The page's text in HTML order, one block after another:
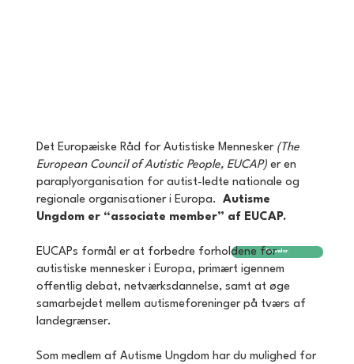
Formular
Det Europæiske Råd for Autistiske Mennesker (The
European Council of Autistic People, EUCAP) er en
paraplyorganisation for autist-ledte nationale og
regionale organisationer i Europa.Autisme
Ungdom er “associate member” af EUCAP.
EUCAPs formål er at forbedre forholdene for
autistiske mennesker i Europa, primært igennem
offentlig debat, netværksdannelse, samt at øge
samarbejdet mellem autismeforeninger på tværs af
landegrænser.
Som medlem af Autisme Ungdom har du mulighed for